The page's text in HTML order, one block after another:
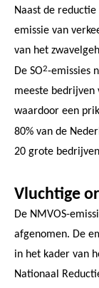
Naast de
emissie van
van het
De SO2-emissies
meeste bedrijven
waardoor een
80% van de
20 grote
Vluchtige
De NMVOS-
afgenomen. De
in het kader van
Nationaal